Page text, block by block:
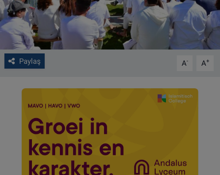
Paylaş A- A+
ALGEMENE VOORWAARDEN
CONTACT
Çerez Politikası